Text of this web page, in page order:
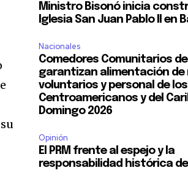
Ministro Bisonó inicia
Iglesia San Juan Pablo II en
Nacionales
Comedores Comunitarios de
garantizan alimentación de
voluntarios y personal de los
Centroamericanos y del
Domingo 2026
Opinión
El PRM frente al espejo y la
responsabilidad histórica